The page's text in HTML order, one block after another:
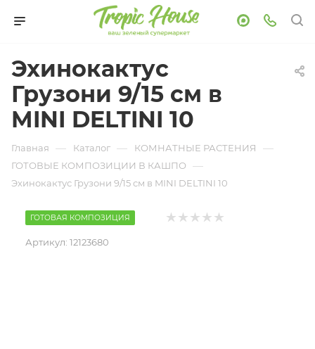
Эхинокактус
Грузони 9/15 см в
MINI DELTINI 10
Главная — Каталог — КОМНАТНЫЕ РАСТЕНИЯ —
ГОТОВЫЕ КОМПОЗИЦИИ В КАШПО —
Эхинокактус Грузони 9/15 см в MINI DELTINI 10
ГОТОВАЯ КОМПОЗИЦИЯ
Артикул: 12123680